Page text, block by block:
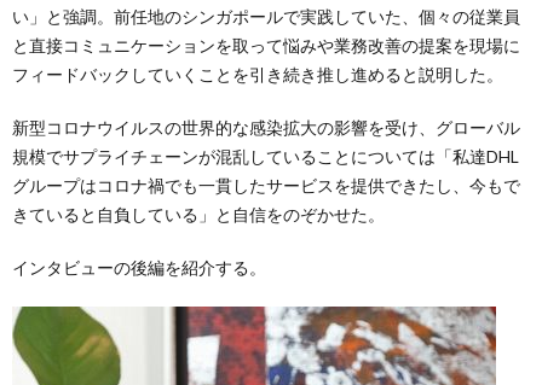
い」と強調。前任地のシンガポールで実践していた、個々の従業員
と直接コミュニケーションを取って悩みや業務改善の提案を現場に
フィードバックしていくことを引き続き推し進めると説明した。
新型コロナウイルスの世界的な感染拡大の影響を受け、グローバル
規模でサプライチェーンが混乱していることについては「私達DHL
グループはコロナ禍でも一貫したサービスを提供できたし、今もで
きていると自負している」と自信をのぞかせた。
インタビューの後編を紹介する。